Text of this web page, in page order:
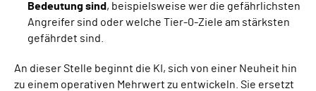
Bedeutung sind , beispielsweise wer die gefährlichsten
Angreifer sind oder welche Tier-0-Ziele am stärksten
gefährdet sind.
An dieser Stelle beginnt die KI, sich von einer Neuheit hin
zu einem operativen Mehrwert zu entwickeln. Sie ersetzt